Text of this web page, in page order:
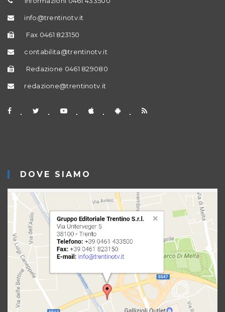
info@trentinotv.it
Fax 0461 823150
contabilita@trentinotv.it
Redazione 0461 829080
redazione@trentinotv.it
DOVE SIAMO